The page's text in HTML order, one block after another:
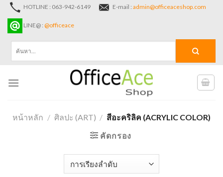
Skip
content
HOTLINE : 063-942-6149 E-mail : admin@officeaceshop.com
LINE@ : @officeace
หน้าหลัก / ศิลปะ (ART) / สีอะคริลิค (ACRYLIC COLOR)
คัดกรอง